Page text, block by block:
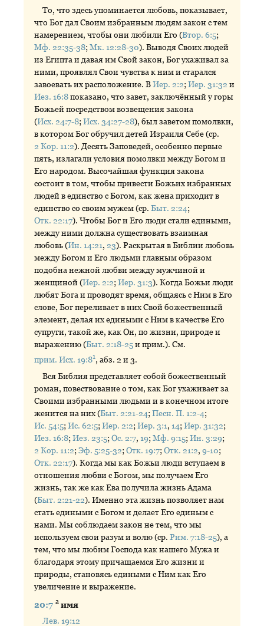
То, что здесь упоминается любовь, показывает,
что Бог дал Своим избранным людям закон с тем
намерением, чтобы они любили Его (Втор. 6:5;
Мф. 22:35-38;Мк. 12:28-30). Выводя Своих людей
из Египта и давая им Свой закон, Бог ухаживал за
ними, проявлял Свои чувства к ним и старался
завоевать их расположение. ВИер. 2:2;Иер. 31:32и
Иез. 16:8показано, что завет, заключённый у горы
Божьей посредством возвещения закона
(Исх. 24:7-8;Исх. 34:27-28), был заветом помолвки,
в котором Бог обручил детей Израиля Себе (ср.
2 Кор. 11:2). Десять Заповедей, особенно первые
пять, излагали условия помолвки между Богом и
Его народом. Высочайшая функция закона
состоит в том, чтобы привести Божьих избранных
людей в единство с Богом, как жена приходит в
единство со своим мужем (ср.Быт. 2:24;
Отк. 22:17). Чтобы Бог и Его люди стали едиными,
между ними должна существовать взаимная
любовь (Ин. 14:21,23). Раскрытая в Библии любовь
между Богом и Его людьми главным образом
подобна нежной любви между мужчиной и
женщиной (Иер. 2:2;Иер. 31:3). Когда Божьи люди
любят Бога и проводят время, общаясь с Ним в Его
слове, Бог переливает в них Свой божественный
элемент, делая их едиными с Ним в качестве Его
супруги, такой же, как Он, по жизни, природе и
выражению (Быт. 2:18-25и прим.). См.
прим. Исх. 19:81, абз. 2 и 3.
Вся Библия представляет собой божественный
роман, повествование о том, как Бог ухаживает за
Своими избранными людьми и в конечном итоге
женится на них (Быт. 2:21-24;Песн. П. 1:2-4;
Ис. 54:5;Ис. 62:5;Иер. 2:2;Иер. 3:1, 14;Иер. 31:32;
Иез. 16:8;Иез. 23:5;Ос. 2:7, 19;Мф. 9:15;Ин. 3:29;
2 Кор. 11:2;Эф. 5:25-32;Отк. 19:7;Отк. 21:2,9-10;
Отк. 22:17). Когда мы как Божьи люди вступаем в
отношения любви с Богом, мы получаем Его
жизнь, так же как Ева получила жизнь Адама
(Быт. 2:21-22). Именно эта жизнь позволяет нам
стать едиными с Богом и делает Его единым с
нами. Мы соблюдаем закон не тем, что мы
используем свои разум и волю (ср.Рим. 7:18-25), а
тем, что мы любим Господа как нашего Мужа и
благодаря этому причащаемся Его жизни и
природы, становясь едиными с Ним как Его
увеличение и выражение.
20:7а имя
Лев. 19:12